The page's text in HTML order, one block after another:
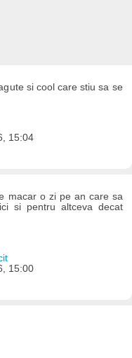
si cool care stiu sa se
15:04
macar o zi pe an care sa
si pentru altceva decat
15:00